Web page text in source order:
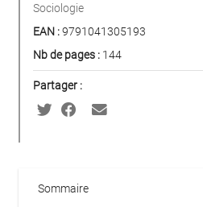
Sociologie
EAN :9791041305193
Nb de pages : 144
Partager :
Sommaire